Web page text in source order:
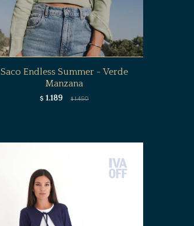
Saco Endless Summer - Verde
Manzana
$ 1.189 $ 1.450